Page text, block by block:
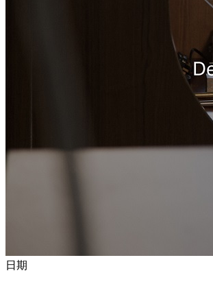
日期